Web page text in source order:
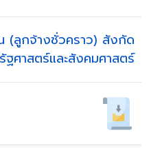
(ลูกจ้างชั่วคราว) สังกัด
ฐศาสตร์และสังคมศาสตร์